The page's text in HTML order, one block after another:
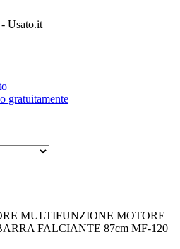
Usato.it
gratuitamente
MULTIFUNZIONE MOTORE
FALCIANTE 87cm MF-120